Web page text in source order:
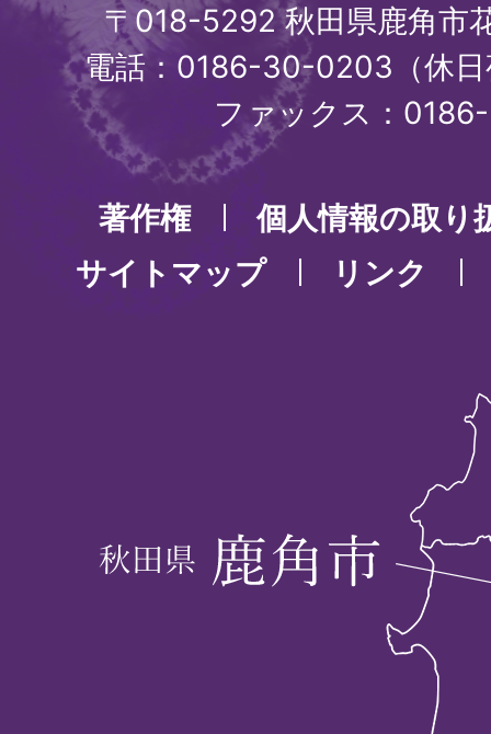
〒018-5292 秋田県鹿角市
電話：0186-30-0203（休
ファックス：
著作権
個人情報の取り
サイトマップ
リンク